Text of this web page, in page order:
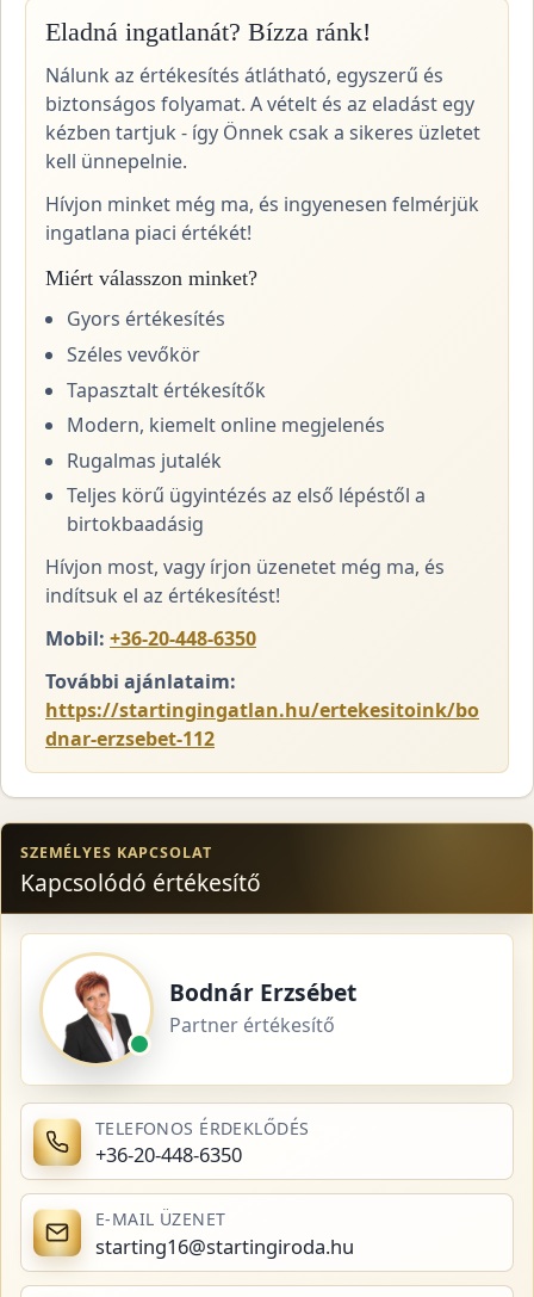
Eladná ingatlanát? Bízza ránk!
Nálunk az értékesítés átlátható, egyszerű és
biztonságos folyamat. A vételt és az eladást egy
kézben tartjuk - így Önnek csak a sikeres üzletet
kell ünnepelnie.
Hívjon minket még ma, és ingyenesen felmérjük
ingatlana piaci értékét!
Miért válasszon minket?
Gyors értékesítés
Széles vevőkör
Tapasztalt értékesítők
Modern, kiemelt online megjelenés
Rugalmas jutalék
Teljes körű ügyintézés az első lépéstől a
birtokbaadásig
Hívjon most, vagy írjon üzenetet még ma, és
indítsuk el az értékesítést!
Mobil: +36-20-448-6350
További ajánlataim:
https://startingingatlan.hu/ertekesitoink/bo
dnar-erzsebet-112
SZEMÉLYES KAPCSOLAT
Kapcsolódó értékesítő
Bodnár Erzsébet
Partner értékesítő
TELEFONOS ÉRDEKLŐDÉS
+36-20-448-6350
E-MAIL ÜZENET
starting16@startingiroda.hu